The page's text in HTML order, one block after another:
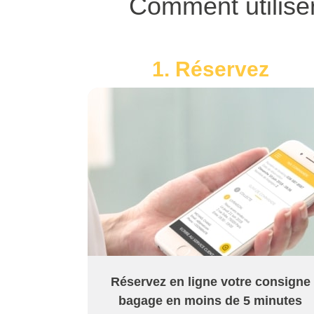
Comment
1. Réservez
Réservez en ligne votre consigne
bagage en moins de 5 minutes